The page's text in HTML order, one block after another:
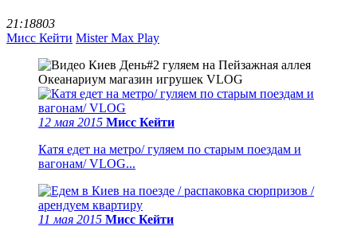
21:18803
Мисс Кейти Mister Max Play
12 мая 2015 Мисс Кейти
Катя едет на метро/ гуляем по старым поездам и
вагонам/ VLOG...
11 мая 2015 Мисс Кейти